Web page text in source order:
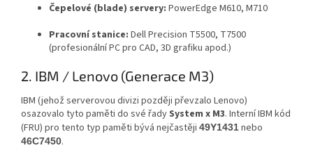
Čepelové (blade) servery: PowerEdge M610, M710
Pracovní stanice: Dell Precision T5500, T7500
(profesionální PC pro CAD, 3D grafiku apod.)
2. IBM / Lenovo (Generace M3)
IBM (jehož serverovou divizi později převzalo Lenovo)
osazovalo tyto paměti do své řadySystem x M3. Interní IBM kód
(FRU) pro tento typ paměti bývá nejčastěji 49Y1431nebo
46C7450.